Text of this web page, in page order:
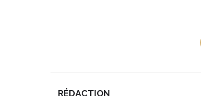
RÉDACTION